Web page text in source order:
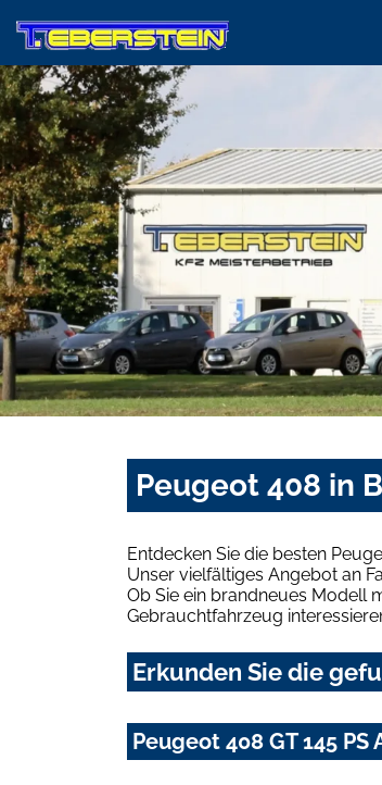
Peugeot 408 in
Entdecken Sie die besten
Unser vielfältiges Angebot an
Ob Sie ein brandneues Modell
Gebrauchtfahrzeug
Erkunden Sie die
Peugeot 408 GT 145